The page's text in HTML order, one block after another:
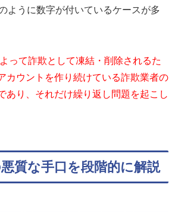
ように数字が付いているケースが多
って詐欺として凍結・削除されるた
カウントを作り続けている詐欺業者の
あり、それだけ繰り返し問題を起こし
質な手口を段階的に解説